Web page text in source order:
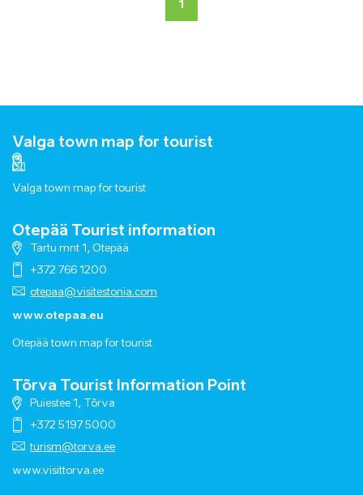
1
Valga town map for tourist
Valga town map for tourist
Otepää Tourist information
Tartu mnt 1, Otepää
+372 766 1200
otepaa@visitestonia.com
www.otepaa.eu
Otepää town map for tourist
Tõrva Tourist Information Point
Puiestee 1, Tõrva
+372 5197 5000
turism@torva.ee
www.visittorva.ee